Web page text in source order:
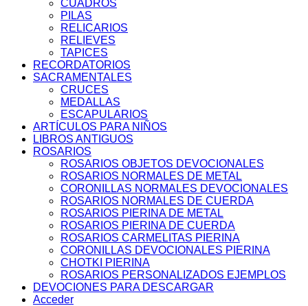
CUADROS
PILAS
RELICARIOS
RELIEVES
TAPICES
RECORDATORIOS
SACRAMENTALES
CRUCES
MEDALLAS
ESCAPULARIOS
ARTÍCULOS PARA NIÑOS
LIBROS ANTIGUOS
ROSARIOS
ROSARIOS OBJETOS DEVOCIONALES
ROSARIOS NORMALES DE METAL
CORONILLAS NORMALES DEVOCIONALES
ROSARIOS NORMALES DE CUERDA
ROSARIOS PIERINA DE METAL
ROSARIOS PIERINA DE CUERDA
ROSARIOS CARMELITAS PIERINA
CORONILLAS DEVOCIONALES PIERINA
CHOTKI PIERINA
ROSARIOS PERSONALIZADOS EJEMPLOS
DEVOCIONES PARA DESCARGAR
Acceder